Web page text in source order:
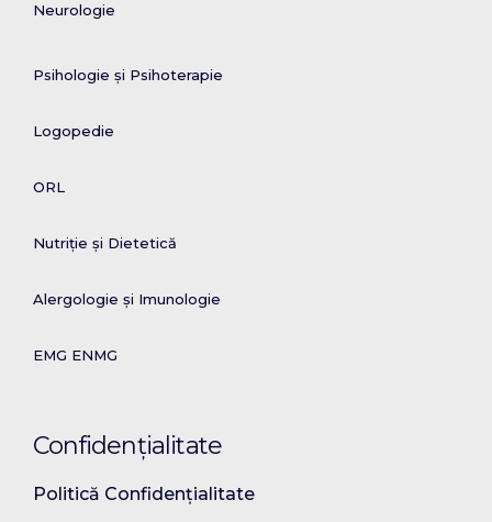
Neurologie
Psihologie și Psihoterapie
Logopedie
ORL
Nutriție și Dietetică
Alergologie și Imunologie
EMG ENMG
Confidențialitate
Politică Confidențialitate